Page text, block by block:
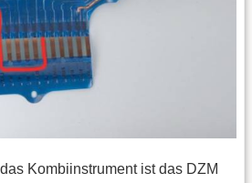
Kombiinstrument ist das DZM